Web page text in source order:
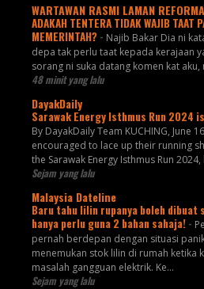
WARTAWAN RASMI LAMAN
ADAKAH TENTERA TIDAK WAJIB TAAT
MEMERINTAH? - Najib Bakar Dia ni
depa tak perlu taat kepada kerajaan
sorang ni suka datang komen kat aku,
48 minit yang lalu
DayakDaily
Sarawak Energy Isthmus Run 2024
By DayakDaily Team KUCHING, June
encouraged to lace up their running
the Sarawak Energy Isthmus Run
Sejam yang lalu
Malaysia Dateline
Baru tahu lilin rupanya boleh dibuat
hanya perlu guna 2 bahan sahaja! -
pernah berdepan dengan situasi
menemukan stok lilin di rumah ketika
masalah gangguan elektrik. Ke...
Sejam yang lalu